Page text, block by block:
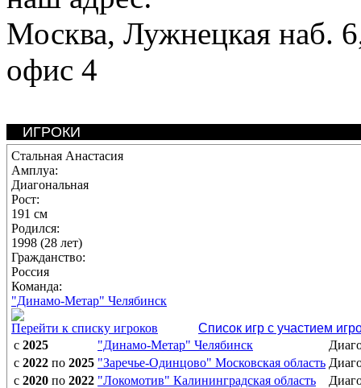
Москва, Лужнецкая наб.
офис 4
ИГРОКИ
Стальная Анастасия
Амплуа:
Диагональная
Рост:
191 см
Родился:
1998 (28 лет)
Гражданство:
Россия
Команда:
"Динамо-Метар" Челябинск
Перейти к списку игроков
Список игр с участием
с 2025 "Динамо-Метар" Челябинск
с 2022 по 2025 "Заречье-Одинцово" Московская область
с 2020 по 2022 "Локомотив" Калининградская область